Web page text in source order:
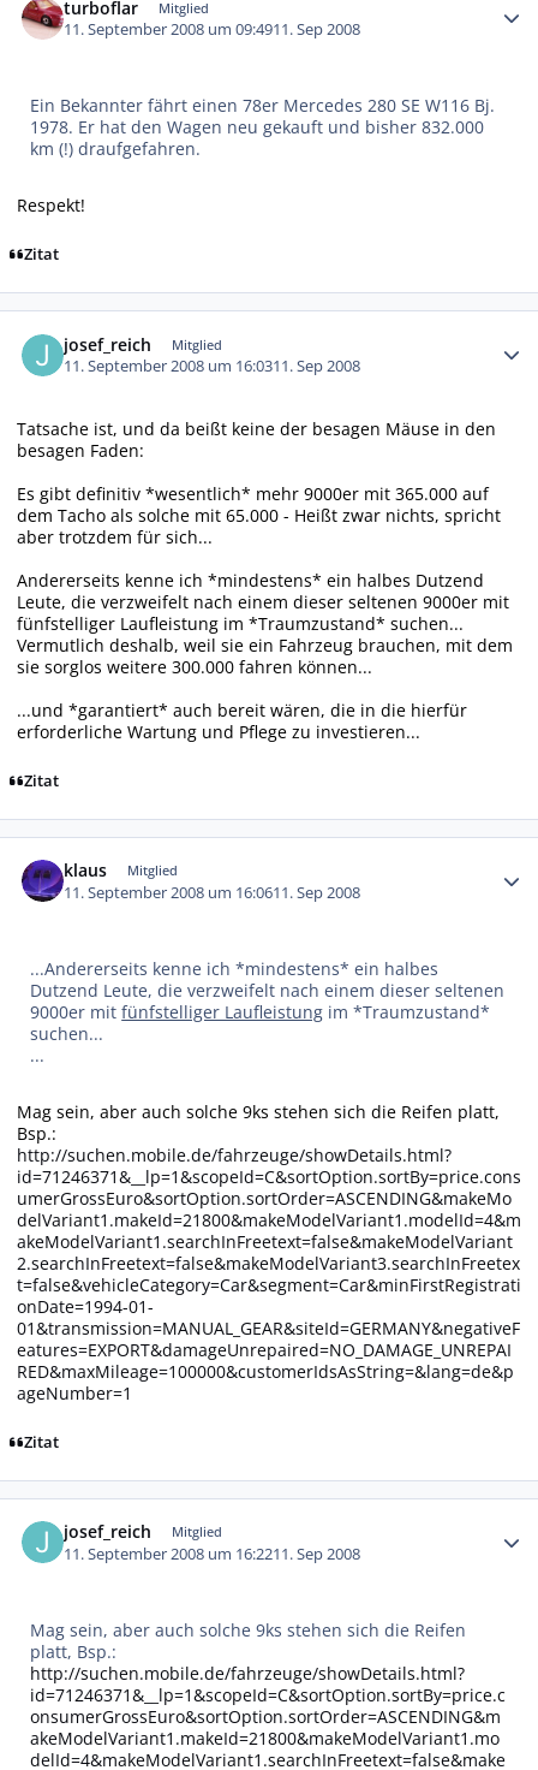
turboflar Mitglied
11. September 2008 um 09:4911. Sep 2008
Ein Bekannter fährt einen 78er Mercedes 280 SE W116 Bj.
1978. Er hat den Wagen neu gekauft und bisher 832.000
km (!) draufgefahren.
Respekt!
Zitat
josef_reich Mitglied
11. September 2008 um 16:0311. Sep 2008
Tatsache ist, und da beißt keine der besagen Mäuse in den
besagen Faden:
Es gibt definitiv *wesentlich* mehr 9000er mit 365.000 auf
dem Tacho als solche mit 65.000 - Heißt zwar nichts, spricht
aber trotzdem für sich...
Andererseits kenne ich *mindestens* ein halbes Dutzend
Leute, die verzweifelt nach einem dieser seltenen 9000er mit
fünfstelliger Laufleistung im *Traumzustand* suchen...
Vermutlich deshalb, weil sie ein Fahrzeug brauchen, mit dem
sie sorglos weitere 300.000 fahren können...
...und *garantiert* auch bereit wären, die in die hierfür
erforderliche Wartung und Pflege zu investieren...
Zitat
klaus Mitglied
11. September 2008 um 16:0611. Sep 2008
...Andererseits kenne ich *mindestens* ein halbes
Dutzend Leute, die verzweifelt nach einem dieser seltenen
9000er mitfünfstelliger Laufleistung im *Traumzustand*
suchen...
...
Mag sein, aber auch solche 9ks stehen sich die Reifen platt,
Bsp.:
http://suchen.mobile.de/fahrzeuge/showDetails.html?
id=71246371&__lp=1&scopeId=C&sortOption.sortBy=price.cons
umerGrossEuro&sortOption.sortOrder=ASCENDING&makeMo
delVariant1.makeId=21800&makeModelVariant1.modelId=4&m
akeModelVariant1.searchInFreetext=false&makeModelVariant
2.searchInFreetext=false&makeModelVariant3.searchInFreetex
t=false&vehicleCategory=Car&segment=Car&minFirstRegistrati
onDate=1994-01-
01&transmission=MANUAL_GEAR&siteId=GERMANY&negativeF
eatures=EXPORT&damageUnrepaired=NO_DAMAGE_UNREPAI
RED&maxMileage=100000&customerIdsAsString=&lang=de&p
ageNumber=1
Zitat
josef_reich Mitglied
11. September 2008 um 16:2211. Sep 2008
Mag sein, aber auch solche 9ks stehen sich die Reifen
platt, Bsp.:
http://suchen.mobile.de/fahrzeuge/showDetails.html?
id=71246371&__lp=1&scopeId=C&sortOption.sortBy=price.c
onsumerGrossEuro&sortOption.sortOrder=ASCENDING&m
akeModelVariant1.makeId=21800&makeModelVariant1.mo
delId=4&makeModelVariant1.searchInFreetext=false&make